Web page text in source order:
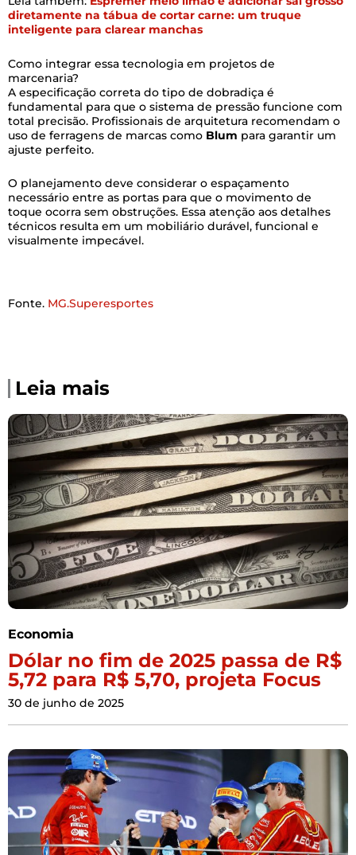
diretamente na tábua de cortar carne: um truque
inteligente para clarear manchas
Como integrar essa tecnologia em projetos de
marcenaria?
A especificação correta do tipo de dobradiça é
fundamental para que o sistema de pressão funcione com
total precisão. Profissionais de arquitetura recomendam o
uso de ferragens de marcas como Blum para garantir um
ajuste perfeito.
O planejamento deve considerar o espaçamento
necessário entre as portas para que o movimento de
toque ocorra sem obstruções. Essa atenção aos detalhes
técnicos resulta em um mobiliário durável, funcional e
visualmente impecável.
Fonte. MG.Superesportes
Leia mais
Economia
Dólar no fim de 2025 passa de R$
5,72 para R$ 5,70, projeta Focus
30 de junho de 2025